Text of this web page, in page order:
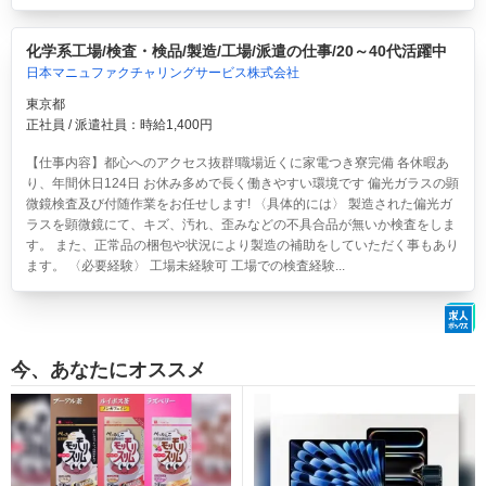
化学系工場/検査・検品/製造/工場/派遣の仕事/20～40代活躍中
日本マニュファクチャリングサービス株式会社
東京都
正社員 / 派遣社員：時給1,400円
【仕事内容】都心へのアクセス抜群!職場近くに家電つき寮完備 各休暇あ
り、年間休日124日 お休み多めで長く働きやすい環境です 偏光ガラスの顕
微鏡検査及び付随作業をお任せします! 〈具体的には〉 製造された偏光ガ
ラスを顕微鏡にて、キズ、汚れ、歪みなどの不具合品が無いか検査をしま
す。 また、正常品の梱包や状況により製造の補助をしていただく事もあり
ます。 〈必要経験〉 工場未経験可 工場での検査経験...
今、あなたにオススメ